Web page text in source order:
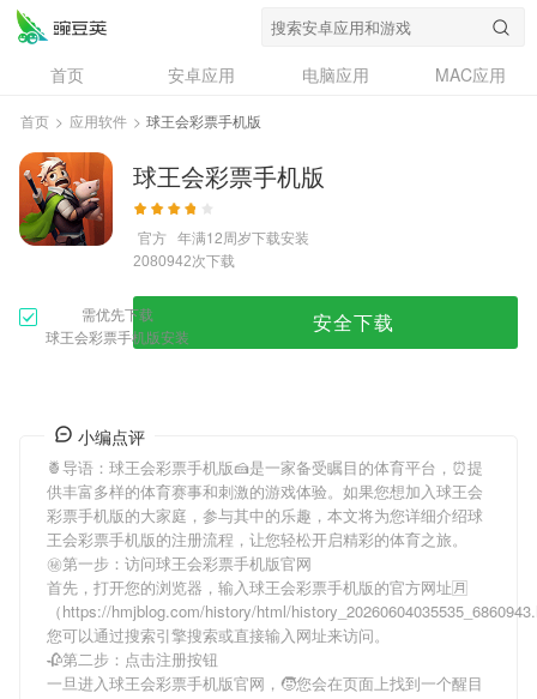
首页 安卓应用 电脑应用
MAC应用
资讯
专题
问答
首页 > 应用软件 > 球王会彩票手机版
球王会彩票手机版
官方 年满12周岁下载安装
2080942次下载
需优先下载
球王会彩票手机版安装
安全下载
小编点评
🍍导语： 球王会彩票手机版🍰是一家备受瞩目的体育平台，⏰提
供丰富多样的体育赛事和刺激的游戏体验。如果您想加入球王会
彩票手机版的大家庭，参与其中的乐趣，本文将为您详细介绍球
王会彩票手机版的注册流程，让您轻松开启精彩的体育之旅。
㊙第一步：访问球王会彩票手机版官网
首先，打开您的浏览器，输入球王会彩票手机版的官方网址🈷
（https://hmjblog.com/history/html/
您可以通过搜索引擎搜索或直接输入网址来访问。
🥀第二步：点击注册按钮
一旦进入球王会彩票手机版官网，🧒您会在页面上找到一个醒目